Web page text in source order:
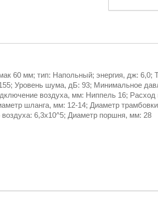
60 мм; тип: Напольный; энергия, дж: 6,0;
Уровень шума, дБ: 93; Минимальное
воздуха, мм: Ниппель 16; Расход
шланга, мм: 12-14; Диаметр
6,3х10^5; Диаметр поршня, мм: 28